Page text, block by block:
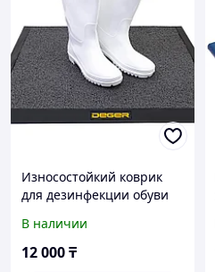
Износостойкий коврик
для дезинфекции обуви
В наличии
12 000₸